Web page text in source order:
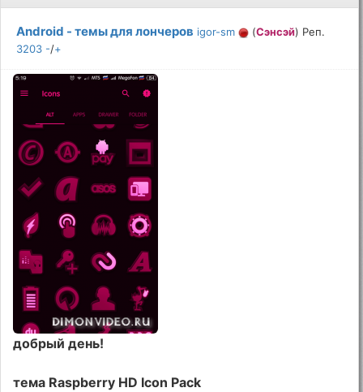
Android - темы для лончеров igor-sm (Сэнсэй) Реп.
3203 -/+
добрый день!
тема Raspberry HD Icon Pack